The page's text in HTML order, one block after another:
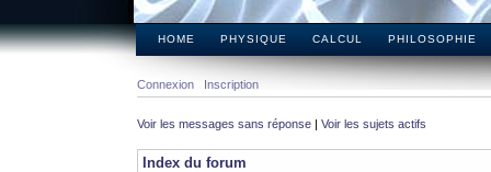
HOME PHYSIQUE CALCUL PHILOSOPHIE
Connexion Inscription
Voir les messages sans réponse | Voir les sujets actifs
Index du forum